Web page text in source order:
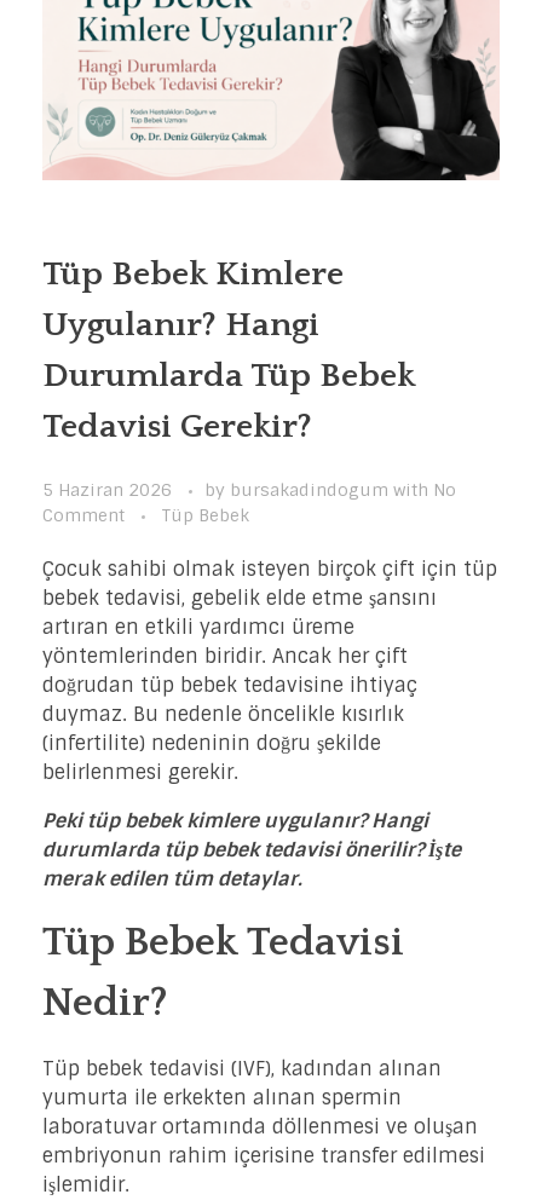
Tüp Bebek Kimlere
Uygulanır? Hangi
Durumlarda Tüp Bebek
Tedavisi Gerekir?
5 Haziran 2026 by bursakadindogum with No
Comment
Tüp Bebek
Çocuk sahibi olmak isteyen birçok çift için tüp
bebek tedavisi, gebelik elde etme şansını
artıran en etkili yardımcı üreme
yöntemlerinden biridir. Ancak her çift
doğrudan tüp bebek tedavisine ihtiyaç
duymaz. Bu nedenle öncelikle kısırlık
(infertilite) nedeninin doğru şekilde
belirlenmesi gerekir.
Peki tüp bebek kimlere uygulanır? Hangi
durumlarda tüp bebek tedavisi önerilir? İşte
merak edilen tüm detaylar.
Tüp Bebek Tedavisi
Nedir?
Tüp bebek tedavisi (IVF), kadından alınan
yumurta ile erkekten alınan spermin
laboratuvar ortamında döllenmesi ve oluşan
embriyonun rahim içerisine transfer edilmesi
işlemidir.